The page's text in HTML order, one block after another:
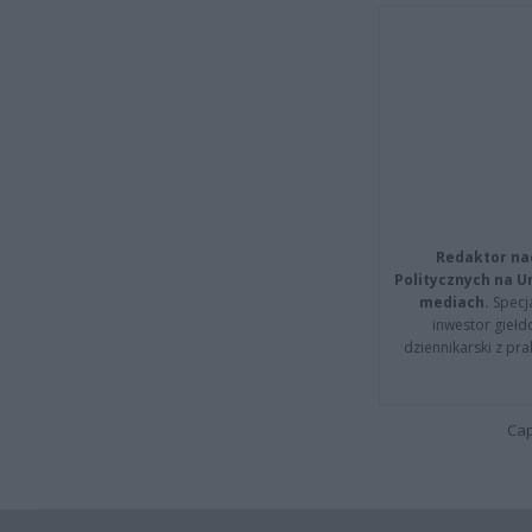
Redaktor
Politycznych na
mediach.
inwestor
dziennikarski z